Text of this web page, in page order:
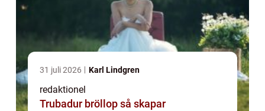
31 juli 2026 Karl Lindgren
redaktionel
Trubadur bröllop så skapar